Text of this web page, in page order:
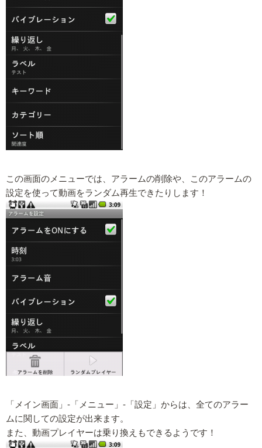
この画面のメニューでは、アラームの削除や、このアラームの
設定を使って動画をランダム再生できたりします！
「メイン画面」-「メニュー」-「設定」からは、全てのアラー
ムに関しての設定が出来ます。
また、動画プレイヤーは乗り換えもできるようです！